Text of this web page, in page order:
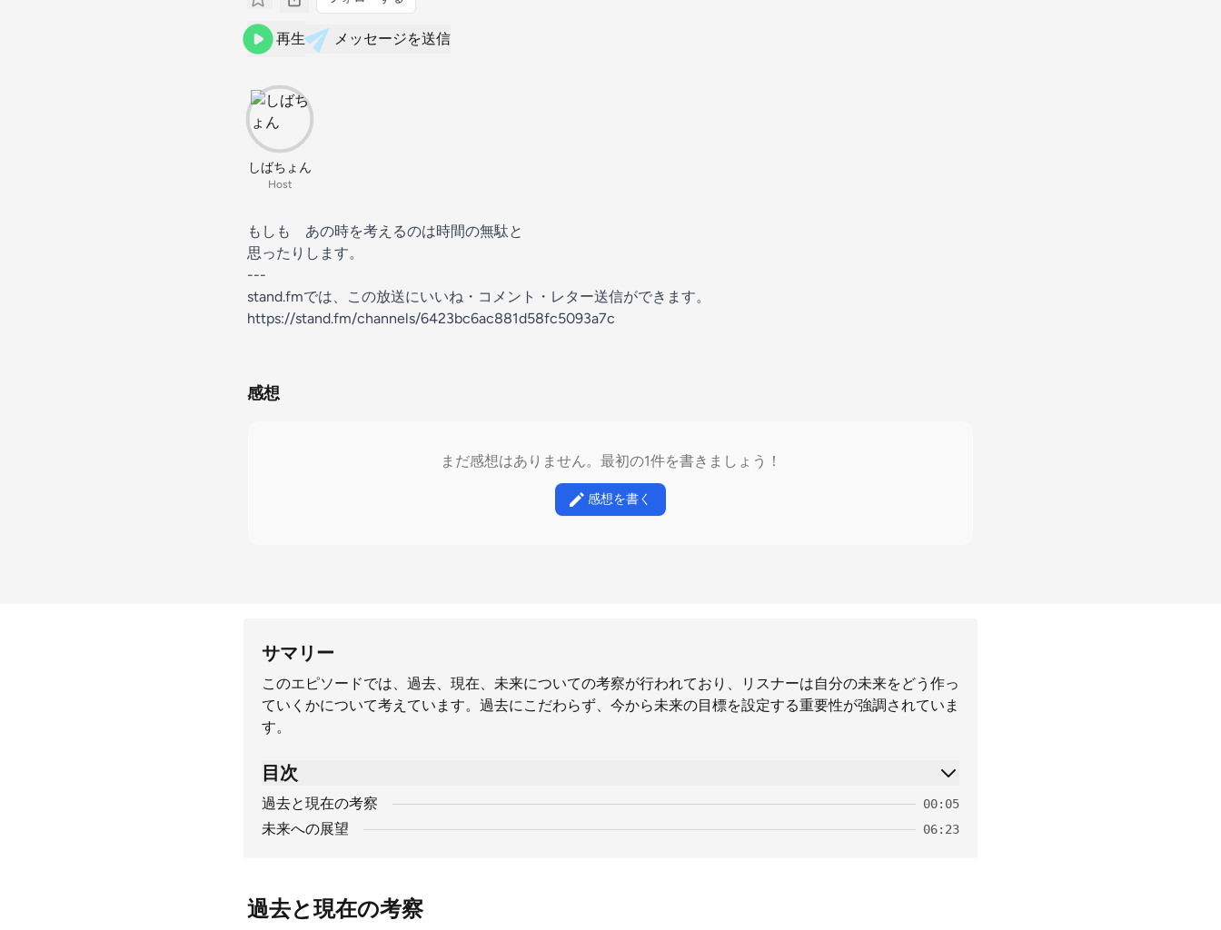
再生 メッセージを送信
しばちょん
Host
もしも あの時を考えるのは時間の無駄と
思ったりします。
---
stand.fmでは、この放送にいいね・コメント・レター送信ができます。
https://stand.fm/channels/6423bc6ac881d58fc5093a7c
感想
まだ感想はありません。最初の1件を書きましょう！
感想を書く
サマリー
このエピソードでは、過去、現在、未来についての考察が行われており、リスナーは自分の未来をどう作っ
ていくかについて考えています。過去にこだわらず、今から未来の目標を設定する重要性が強調されていま
す。
目次
過去と現在の考察 00:05
未来への展望 06:23
過去と現在の考察